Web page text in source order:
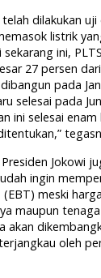
dilakukan uji
listrik
ini,
27 persen
pada
selesai pada
ini selesai
Jokowi
ingin
meski
maupun
akan
oleh